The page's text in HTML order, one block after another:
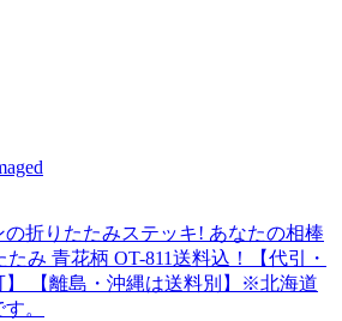
折りたたみステッキ! あなたの相棒
み 青花柄 OT-811送料込！【代引・
】 【離島・沖縄は送料別】※北海道
。